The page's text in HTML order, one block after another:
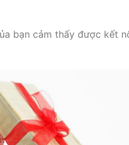
bạn cảm thấy được kết